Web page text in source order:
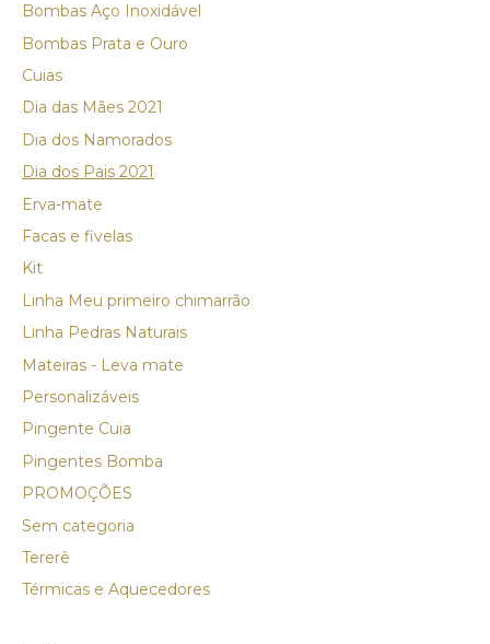
Bombas Aço Inoxidável
Bombas Prata e Ouro
Cuias
Dia das Mães 2021
Dia dos Namorados
Dia dos Pais 2021
Erva-mate
Facas e fivelas
Kit
Linha Meu primeiro chimarrão
Linha Pedras Naturais
Mateiras - Leva mate
Personalizáveis
Pingente Cuia
Pingentes Bomba
PROMOÇÕES
Sem categoria
Tererê
Térmicas e Aquecedores